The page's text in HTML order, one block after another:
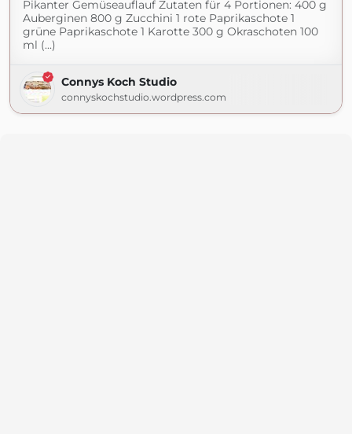
Pikanter Gemüseauflauf Zutaten für 4 Portionen: 400 g
Auberginen 800 g Zucchini 1 rote Paprikaschote 1
grüne Paprikaschote 1 Karotte 300 g Okraschoten 100
ml (...)
Connys Koch Studio
connyskochstudio.wordpress.com